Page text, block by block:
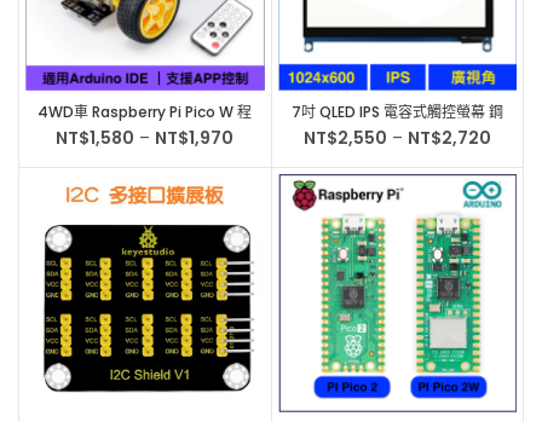
4WD車 Raspberry Pi Pico W 程
式學習套件 適用Arduino IDE 智
慧車套件
NT$1,580 – NT$1,970
7吋 QLED IPS 電容式觸控螢幕 鋼
化玻璃面板 兼容Jetson Nano、
Raspberry、PC
NT$2,550 – NT$2,720